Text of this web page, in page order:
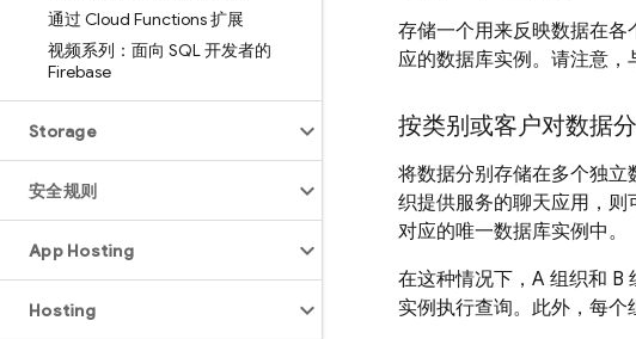
通过 Cloud Functions 扩展
视频系列：面向 SQL 开发者的
Firebase
Storage
安全规则
App Hosting
Hosting
存储一个用来反映数据在
应的数据库实例。请注意，
按类别或客户对数据
将数据分别存储在多个独
织提供服务的聊天应用，
对应的唯一数据库实例中。
在这种情况下，A 组织和 B
实例执行查询。此外，每个